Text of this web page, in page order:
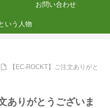
お問い合わせ
いう人物
【EC-ROCKT】ご注文ありがと
ありがとうございま